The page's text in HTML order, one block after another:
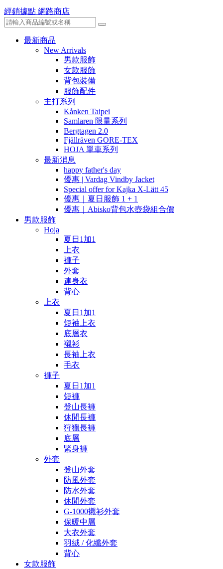
經銷據點 網路商店
最新商品
New Arrivals
男款服飾
女款服飾
背包裝備
服飾配件
主打系列
Kånken Taipei
Samlaren 限量系列
Bergtagen 2.0
Fjällräven GORE-TEX
HOJA 單車系列
最新消息
happy father's day
優惠 | Vardag Vindby Jacket
Special offer for Kajka X-Lätt 45
優惠｜夏日服飾 1 + 1
優惠｜Abisko背包水壺袋組合價
男款服飾
Hoja
夏日1加1
上衣
褲子
外套
連身衣
背心
上衣
夏日1加1
短袖上衣
底層衣
襯衫
長袖上衣
毛衣
褲子
夏日1加1
短褲
登山長褲
休閒長褲
狩獵長褲
底層
緊身褲
外套
登山外套
防風外套
防水外套
休閒外套
G-1000襯衫外套
保暖中層
大衣外套
羽絨 / 化纖外套
背心
女款服飾